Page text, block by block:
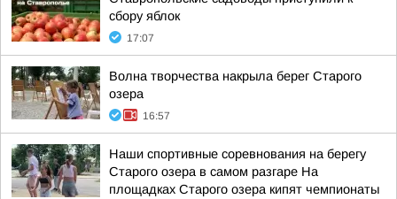
сбору яблок
17:07
Волна творчества накрыла берег Старого
озера
16:57
Наши спортивные соревнования на берегу
Старого озера в самом разгаре На
площадках Старого озера кипят чемпионаты